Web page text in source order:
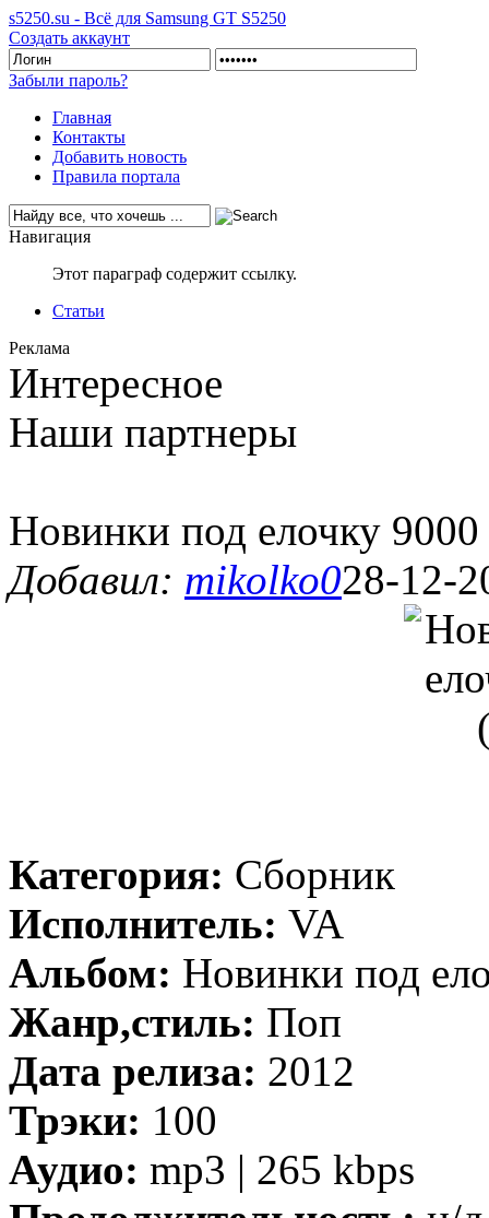
s5250.su - Всё для Samsung GT S5250
Создать аккаунт
Забыли пароль?
Главная
Контакты
Добавить новость
Правила портала
Навигация
Этот параграф содержит ссылку.
Статьи
Реклама
Интересное
Наши партнеры
Новинки под елочку
Добавил: mikolko028-12-
Категория: Сборник
Исполнитель: VA
Альбом: Новинки под
Жанр,стиль: Поп
Дата релиза: 2012
Трэки: 100
Аудио: mp3 | 265 kbps